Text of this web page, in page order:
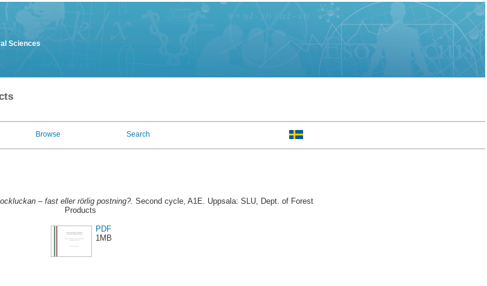
Sciences
Browse Search
– fast eller rörlig postning?. Second cycle, A1E. Uppsala: SLU, Dept. of Forest
Products
PDF
1MB